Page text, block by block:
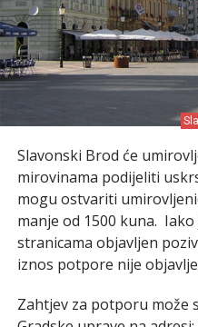
Slavonski Brod će
mirovinama podijeliti
mogu ostvariti
manje od 1500 kuna.
stranicama objavljen
iznos potpore nije
Zahtjev za potporu može